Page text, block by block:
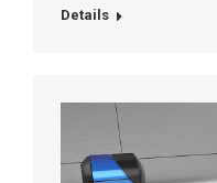
Details